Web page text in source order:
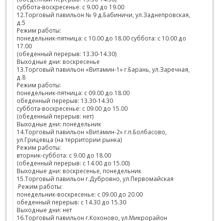
суббота-воскресенье: с 9.00 до 19.00
12.Торговый павильон № 9 д.Бабиничи, ул.Заднепровская,
д.5
Режим работы:
понедельник-пятница: с 10.00 до 18.00 суббота: с 10.00 до
17.00
(обеденный перерыв: 13.30-14.30)
Выходные дни: воскресенье
13.Торговый павильон «Витамин-1» г.Барань, ул.Заречная,
д.8
Режим работы:
понедельник-пятница: с 09.00 до 18.00
обеденный перерыв: 13.30-14.30
суббота-воскресенье: с 09.00 до 15.00
(обеденный перерыв: нет)
Выходные дни: понедельник
14.Торговый павильон «Витамин-2» г.п.Болбасово,
ул.Грицевца (на территории рынка)
Режим работы:
вторник-суббота: с 9.00 до 18.00
(обеденный перерыв: с 14.00 до 15.00)
Выходные дни: воскресенье, понедельник
15.Торговый павильон г.Дубровно, ул.Первомайская
Режим работы:
понедельник-воскресенье: с 09.00 до 20.00
обеденный перерыв: с 14.30 до 15.30
Выходные дни: нет
16.Торговый павильон г.Кохоново, ул.Микрорайон